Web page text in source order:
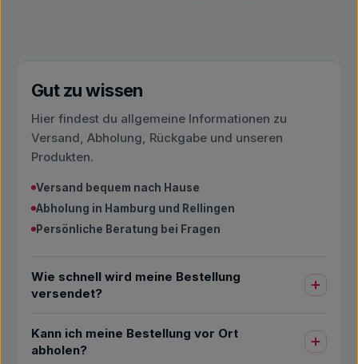
Gut zu wissen
Hier findest du allgemeine Informationen zu
Versand, Abholung, Rückgabe und unseren
Produkten.
Versand bequem nach Hause
Abholung in Hamburg und Rellingen
Persönliche Beratung bei Fragen
Wie schnell wird meine Bestellung
versendet?
Kann ich meine Bestellung vor Ort
abholen?